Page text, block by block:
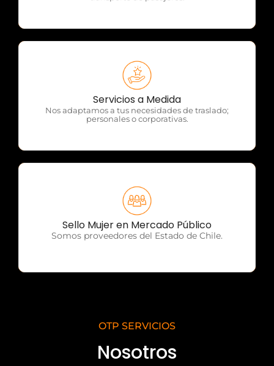
Servicios a Medida
Nos adaptamos a tus necesidades de traslado;
personales o corporativas.
OTP Servicios
Sello Mujer en Mercado Público
Somos proveedores del Estado de Chile.
OTP Servicios
OTP SERVICIOS
Nosotros